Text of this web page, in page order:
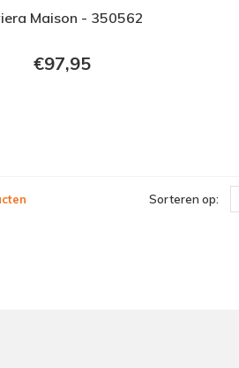
Maison - 350562
€97,95
Sorteren op: